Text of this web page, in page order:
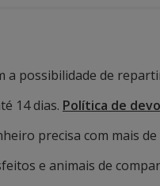
a possibilidade de
14 dias. Política de
precisa com mais
e animais de